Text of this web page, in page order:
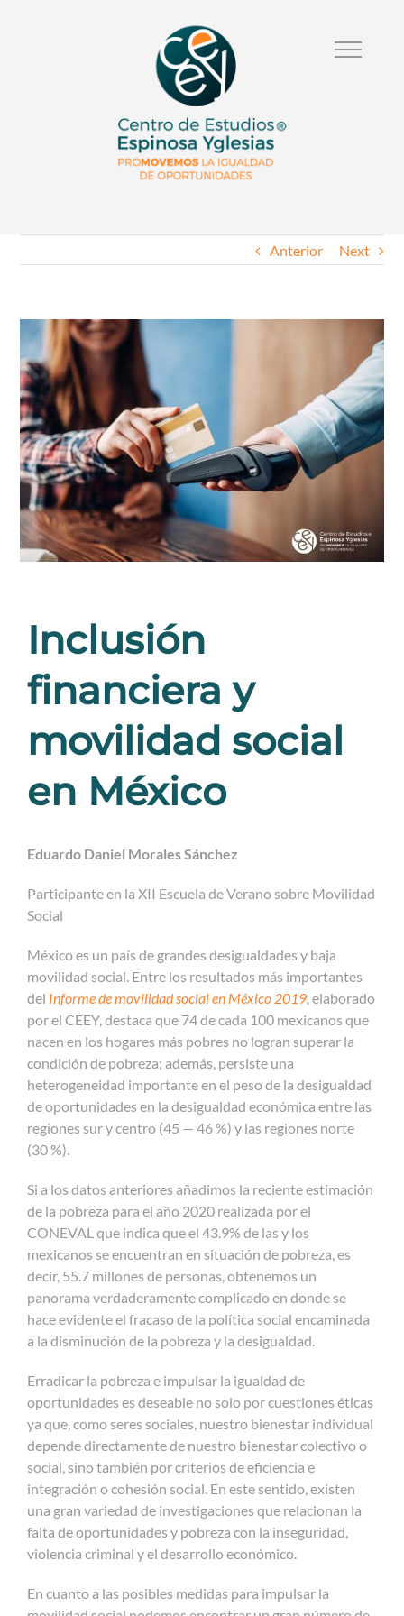
Anterior Next
Imagen
Mas
Grande
Inclusión
financiera y
movilidad social
en México
Eduardo Daniel Morales Sánchez
Participante en la XII Escuela de Verano sobre Movilidad
Social
México es un país de grandes desigualdades y baja
movilidad social. Entre los resultados más importantes
del Informe de movilidad social en México 2019 elaborado
por el CEEY, destaca que 74 de cada 100 mexicanos que
nacen en los hogares más pobres no logran superar la
condición de pobreza; además, persiste una
heterogeneidad importante en el peso de la desigualdad
de oportunidades en la desigualdad económica entre las
regiones sur y centro (45 — 46 %) y las regiones norte
(30 %).
Si a los datos anteriores añadimos la reciente estimación
de la pobreza para el año 2020 realizada por el
CONEVAL que indica que el 43.9% de las y los
mexicanos se encuentran en situación de pobreza, es
decir, 55.7 millones de personas, obtenemos un
panorama verdaderamente complicado en donde se
hace evidente el fracaso de la política social encaminada
a la disminución de la pobreza y la desigualdad.
Erradicar la pobreza e impulsar la igualdad de
oportunidades es deseable no solo por cuestiones éticas
ya que, como seres sociales, nuestro bienestar individual
depende directamente de nuestro bienestar colectivo o
social, sino también por criterios de eficiencia e
integración o cohesión social. En este sentido, existen
una gran variedad de investigaciones que relacionan la
falta de oportunidades y pobreza con la inseguridad,
violencia criminal y el desarrollo económico.
En cuanto a las posibles medidas para impulsar la